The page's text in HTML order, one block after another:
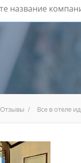
Отзывы Все в отеле